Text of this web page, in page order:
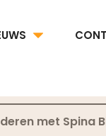
met Spina